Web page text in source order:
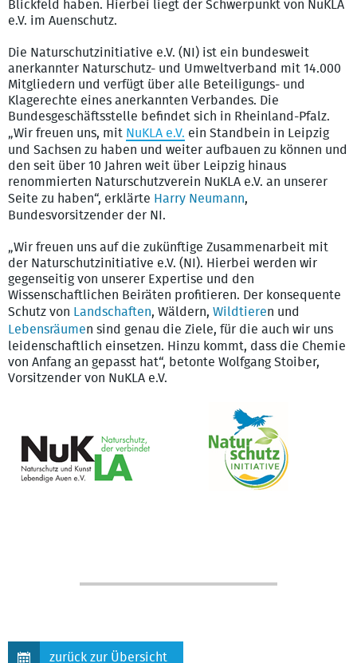
Blickfeld haben. Hierbei liegt der Schwerpunkt von NuKLA
e.V. im Auenschutz.
Die Naturschutzinitiative e.V. (NI) ist ein bundesweit
anerkannter Naturschutz- und Umweltverband mit 14.000
Mitgliedern und verfügt über alle Beteiligungs- und
Klagerechte eines anerkannten Verbandes. Die
Bundesgeschäftsstelle befindet sich in Rheinland-Pfalz.
„Wir freuen uns, mit NuKLA e.V. ein Standbein in Leipzig
und Sachsen zu haben und weiter aufbauen zu können und
den seit über 10 Jahren weit über Leipzig hinaus
renommierten Naturschutzverein NuKLA e.V. an unserer
Seite zu haben“, erklärte Harry Neumann,
Bundesvorsitzender der NI.
„Wir freuen uns auf die zukünftige Zusammenarbeit mit
der Naturschutzinitiative e.V. (NI). Hierbei werden wir
gegenseitig von unserer Expertise und den
Wissenschaftlichen Beiräten profitieren. Der konsequente
Schutz von
Landschaften, Wäldern, Wildtieren und
Lebensräumen sind genau die Ziele, für die auch wir uns
leidenschaftlich einsetzen. Hinzu kommt, dass die Chemie
von Anfang an gepasst hat“, betonte Wolfgang Stoiber,
Vorsitzender von NuKLA e.V.
zurück zur Übersicht